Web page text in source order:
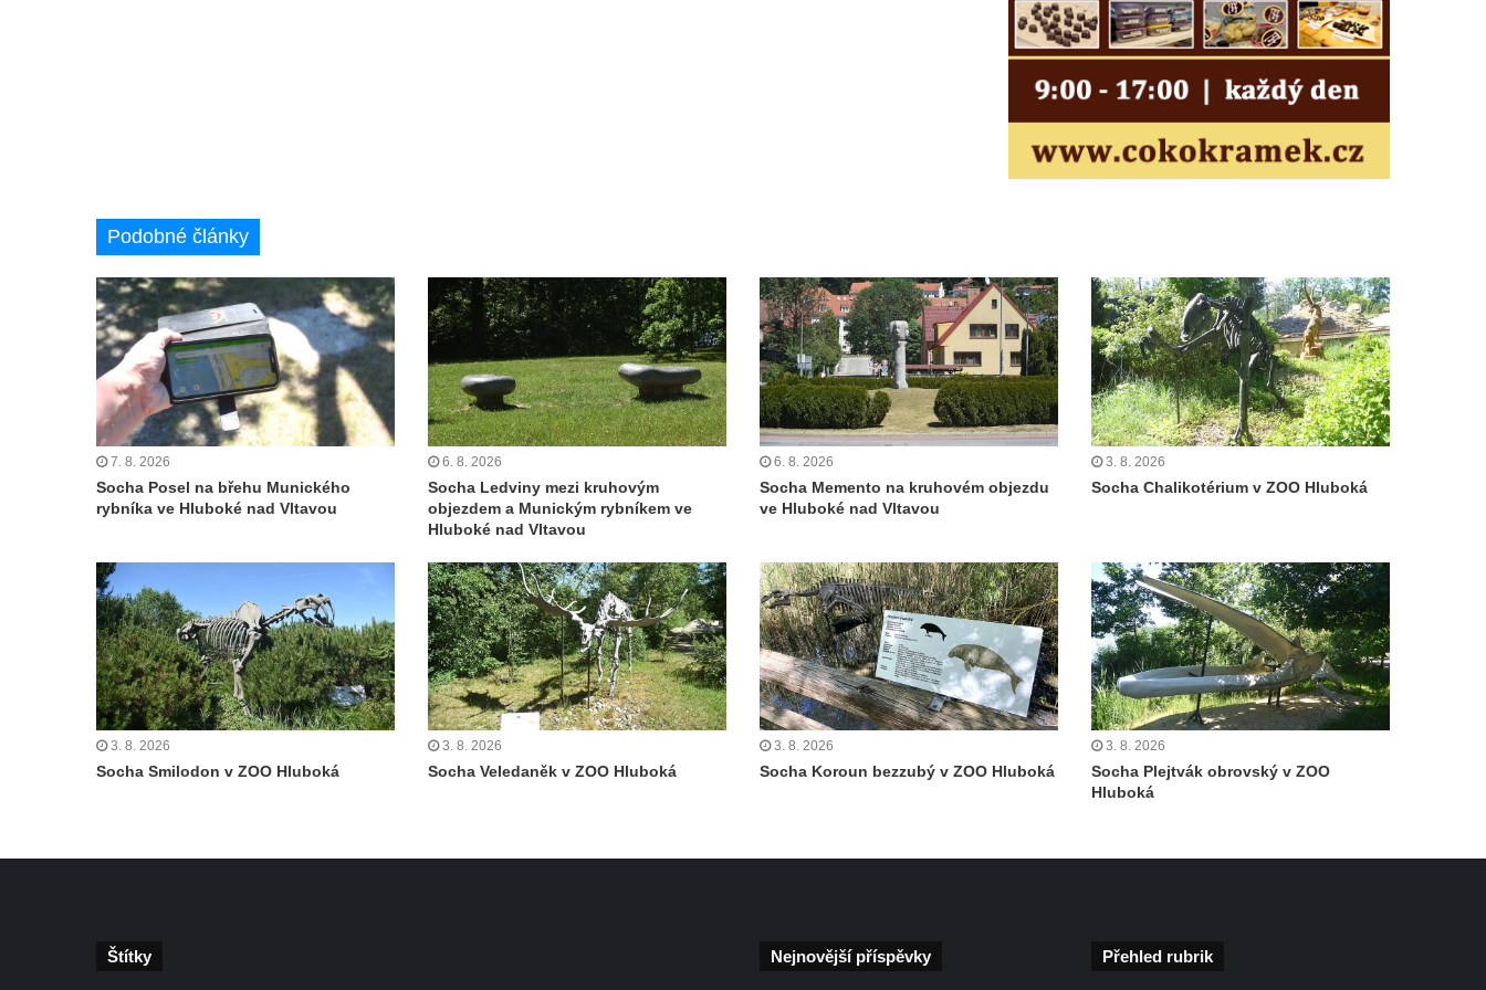
Socha Tornádo v parku na Senovážném
Sousoší Humanoidi na Lannově třídě v
Českých Budějovicích
Pomník Vojtěcha Adalberta Lanny v parku
Na Sadech v Českých Budějovicích
Pomník Přemysla Otakara II. v parku Na
Sadech v Českých Budějovicích
Socha Mateřství v parku Na Sadech v
Českých Budějovicích
Poslední dochovaný tramvajový sloup na
Pražské třídě v Českých Budějovicích
Socha Civilizovaní na Husově třídě v
Českých Budějovicích
Socha svatého Jana Nepomuckého Na
Sadech u Mlýnské stoky v Českých
Budějovicích
Podobné články
7. 8. 2026
Socha Posel na břehu Munického
rybníka ve Hluboké nad Vltavou
6. 8. 2026
Socha Ledviny mezi kruhovým
objezdem a Munickým rybníkem ve
Hluboké nad Vltavou
6. 8. 2026
Socha Memento na kruhovém objezdu
ve Hluboké nad Vltavou
3. 8. 2026
Socha Chalikotérium v ZOO Hluboká
3. 8. 2026
Socha Smilodon v ZOO Hluboká
3. 8. 2026
Socha Veledaněk v ZOO Hluboká
3. 8. 2026
Socha Koroun bezzubý v ZOO Hluboká
3. 8. 2026
Socha Plejtvák obrovský v ZOO
Hluboká
Štítky Nejnovější příspěvky Přehled rubrik